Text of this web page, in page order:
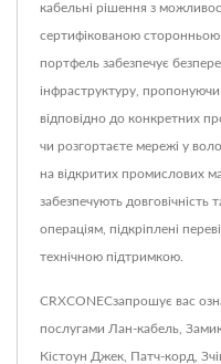
кабельні рішення з
сертифікованою
портфель забезпечує
інфраструктуру,
відповідно до конкретних
чи розгортаєте мережі у
на відкритих промислових
забезпечують довговічність
операціям, підкріплені
технічною підтримкою.
CRXCONECзапрошує вас
послугами Лан-кабель
Кістоун Джек Патч-корд